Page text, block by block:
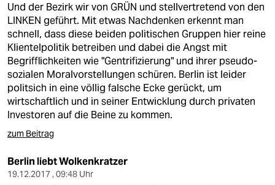
Und der Bezirk wir von GRÜN und stellvertretend von den
LINKEN geführt. Mit etwas Nachdenken erkennt man
schnell, dass diese beiden politischen Gruppen hier reine
Klientelpolitik betreiben und dabei die Angst mit
Begrifflichkeiten wie "Gentrifizierung" und ihrer pseudo-
sozialen Moralvorstellungen schüren. Berlin ist leider
politsich in eine völlig falsche Ecke gerückt, um
wirtschaftlich und in seiner Entwicklung durch privaten
Investoren auf die Beine zu kommen.
zum Beitrag
Berlin liebt Wolkenkratzer
19.12.2017 , 09:48 Uhr